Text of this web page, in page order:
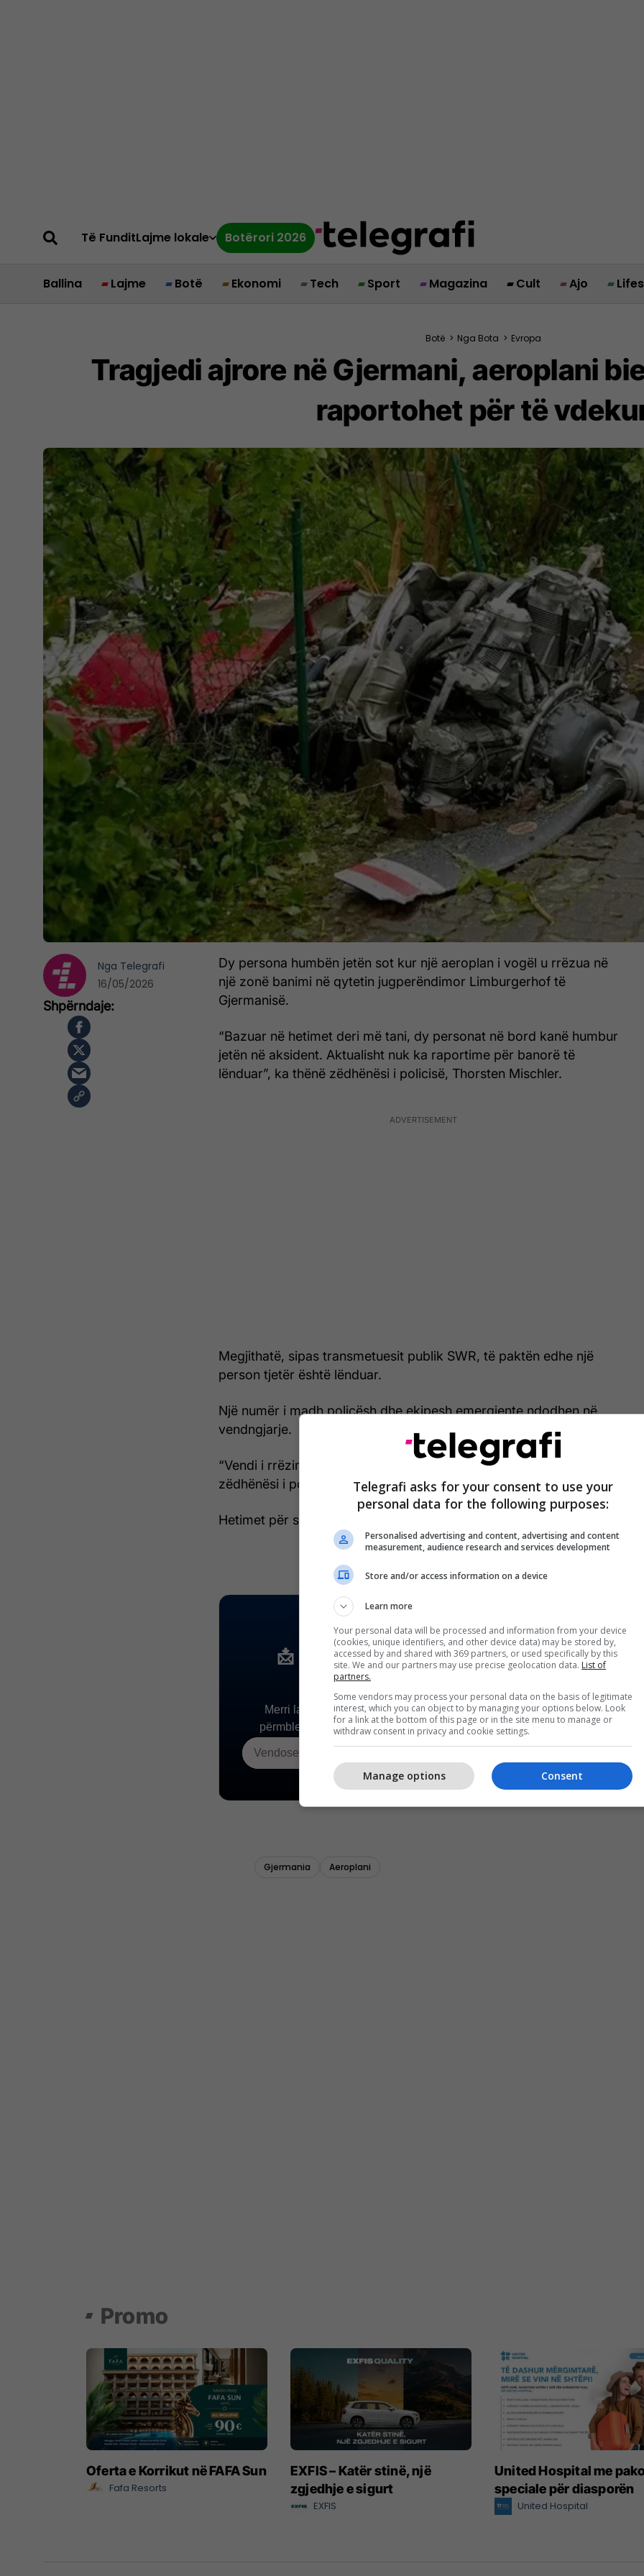
Të FunditLajme lokale Botërori 2026
Ballina Lajme Botë Ekonomi Tech Sport Magazina Cult Ajo
Botë > Nga Bota > Evropa
Tragjedi ajrore në Gjermani, aeroplani
raportohet për të
Dy persona humbën jetën sot kur një aeroplan i vogël u rrëzua në
një zonë banimi në qytetin jugperëndimor Limburgerhof të
Gjermanisë.
“Bazuar në hetimet deri më tani, dy personat në bord kanë humbur
jetën në aksident. Aktualisht nuk ka raportime për banorë të
lënduar”, ka thënë zëdhënësi i policisë, Thorsten Mischler.
Megjithatë, sipas transmetuesit publik SWR, të paktën edhe një
person tjetër është lënduar.
Një numër i madh policësh dhe ekipesh emergjente ndodhen në
vendngjarje.
“Vendi i rrëzimit është rrethuar në një zonë të gjerë”, ka thënë
zëdhënësi i policisë.
Hetimet për shkakun e aksidentit po vazhdojnë.
Nga Telegrafi
16/05/2026
Telegrafi asks for your consent to use your
personal data for the following purposes:
Personalised advertising and content, advertising and content
measurement, audience research and services development
Store and/or access information on a device
Learn more
Your personal data will be processed and information from your device
(cookies, unique identifiers, and other device data) may be stored by,
accessed by and shared with 369 partners, or used specifically by this
site. We and our partners may use precise geolocation data. List of
partners.
Some vendors may process your personal data on the basis of legitimate
interest, which you can object to by managing your options below. Look
for a link at the bottom of this page or in the site menu to manage or
withdraw consent in privacy and cookie settings.
Consent
Manage options